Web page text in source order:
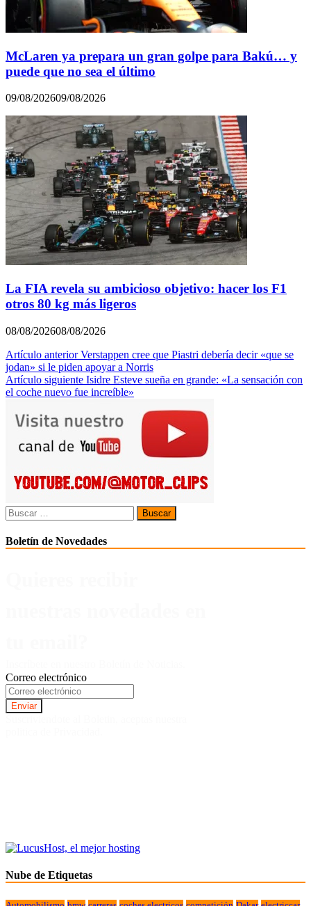
McLaren ya prepara un gran golpe para Bakú… y
puede que no sea el último
09/08/202609/08/2026
La FIA revela su ambicioso objetivo: hacer los F1
otros 80 kg más ligeros
08/08/202608/08/2026
Navegación
de
entradas
Artículo anterior Verstappen cree que Piastri debería decir «que se
jodan» si le piden apoyar a Norris
Artículo siguiente Isidre Esteve sueña en grande: «La sensación con
el coche nuevo fue increíble»
Buscar:
Boletín de Novedades
Correo electrónico
Nube de Etiquetas